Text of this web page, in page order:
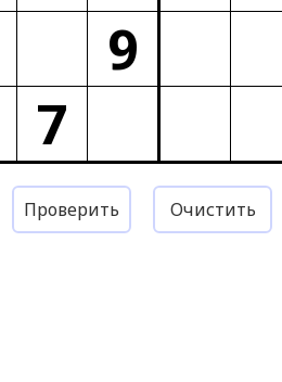
9
7
Проверить Очистить